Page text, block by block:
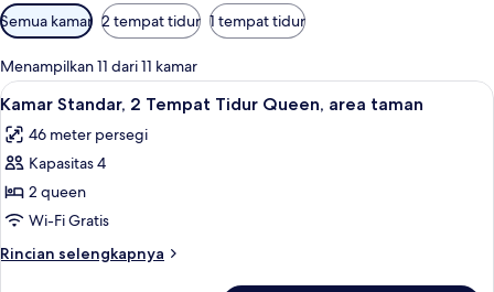
Filter
tersedia
untuk
kamar
Semua kamar 2 tempat tidur 1 tempat tidur
Menampilkan 11 dari 11 kamar
Lihat
semua
foto
untuk
Kamar
Standar,
2
Tempat
Kamar Standar, 2 Tempat Tidur
5
Kamar Standar, 2 Tempat Tidur Queen, area taman
46 meter persegi
Kapasitas 4
2 queen
Wi-Fi Gratis
Rincian selengkapnya
Rincian